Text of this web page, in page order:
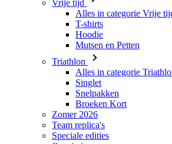
Triathlon
Alles in categorie Triathlon
Singlet
Snelpakken
Broeken Kort
Zomer 2026
Team replica's
Speciale edities
Opruiming
Waardebonnen
Dames
Alles in categorie Dames